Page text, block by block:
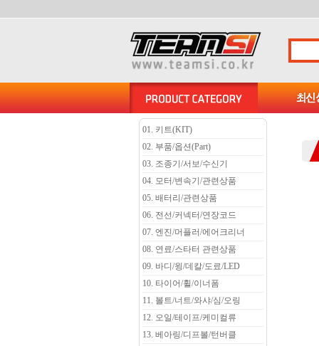
01. 키트(KIT)
02. 부품/옵션(Part)
03. 조종기/서보/수신기
04. 모터/변속기/관련상품
05. 배터리/관련상품
06. 전선/커넥터/연장코드
07. 엔진/머플러/에어크리너
08. 연료/스타터 관련상품
09. 바디/윙/데칼/도료/LED
10. 타이어/휠/이너폼
11. 볼트/너트/와샤/심/오링
12. 오일/테이프/케미컬류
13. 베아링/디프볼/턴버클